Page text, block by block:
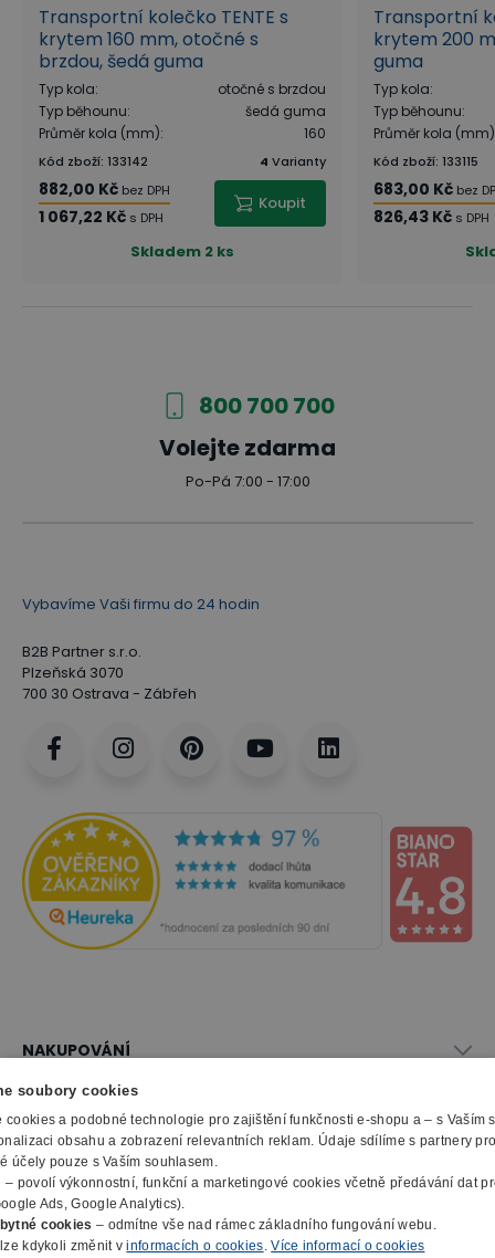
Transportní kolečko TENTE s
krytem 160 mm, otočné s
brzdou, šedá guma
Typ kola:
otočné s brzdou
Typ běhounu:
šedá guma
Průměr kola (mm): 160
Kód zboží: 133142 4 Varianty
882,00 Kč bez DPH
1 067,22 Kč s DPH
Koupit
Skladem 2 ks
Transportní
krytem 200
guma
Typ kola:
Typ běhounu:
Průměr kola (mm)
Kód zboží: 133115
683,00 Kč bez
826,43 Kč s DPH
800 700 700
Volejte zdarma
Po-Pá 7:00 - 17:00
Vybavíme Vaši firmu do 24 hodin
B2B Partner s.r.o.
Plzeňská 3070
700 30 Ostrava - Zábřeh
NAKUPOVÁNÍ
Vše o nákupu
Obchodní podmínky
Doprava a montáž
Možnosti platby
Záruka, servis, reklamace
Ochrana osobních údajů
Informace o cookies
SLUŽBY
Naše katalogy
Reklamační formulář
Výroba kancelářského nábytku
Zpracování elektroodpadu
O FIRMĚ
O nás
Kontakty
© 2010 - 2026 B2B Partner s.r.o. - Všechna práva vyhrazena.
soubory cookies
cookies a podobné technologie pro zajištění funkčnosti e-shopu a – s Vaším
obsahu a zobrazení relevantních reklam. Údaje sdílíme s partnery
účely pouze s Vaším souhlasem.
– povolí výkonnostní, funkční a marketingové cookies včetně předávání dat
Ads, Google Analytics).
cookies – odmítne vše nad rámec základního fungování webu.
kdykoli změnit vinformacích o cookies. Více informací o cookies